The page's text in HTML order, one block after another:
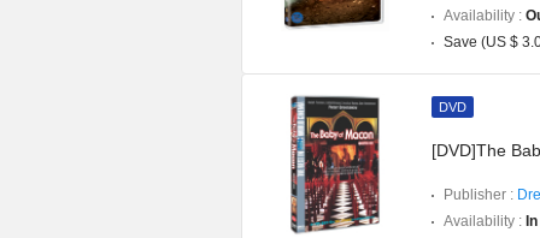
Availability :
Save (US $
DVD
[DVD]The
Publisher :
Availability :